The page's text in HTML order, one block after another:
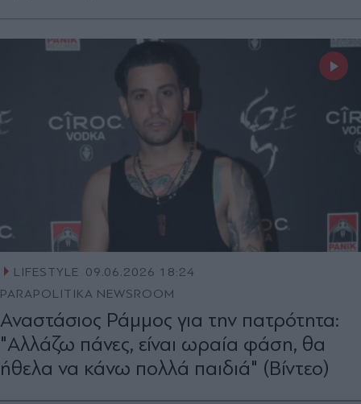
LIFESTYLE 09.06.2026 18:24
PARAPOLITIKA NEWSROOM
Αναστάσιος Ράμμος για την πατρότητα:
"Αλλάζω πάνες, είναι ωραία φάση, θα
ήθελα να κάνω πολλά παιδιά" (Βίντεο)